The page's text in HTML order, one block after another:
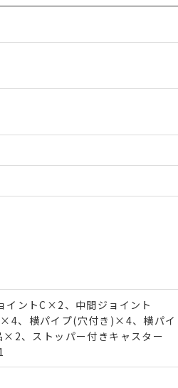
ントC×2、中間ジョイント
、横パイプ(穴付き)×4、横パイ
、ストッパー付きキャスター